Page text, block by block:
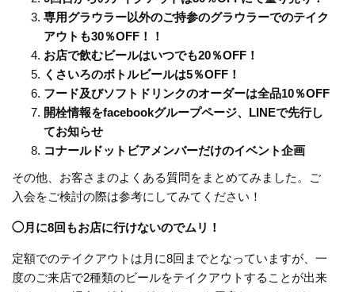
専用グラウラー以外のご持参のグラウラーでのテイク
アウトも30％OFF！！
お店で飲むビールはいつでも20％OFF！
くさいろのボトルビールは5％OFF！
フード及びソフトドリンクのオーダーは全品10％OFF
開栓情報をfacebookグループページ、LINEで先行し
てお知らせ
コナールドットビアメンバーだけのイベント企画
その他、お客さまのよくある質問をまとめてみました。ご
入会をご検討の際は参考にしてみてください！
◯月に8回もお店に行けないのでムリ！
定額でのテイクアウトは月に8回までとなっていますが、一
度のご来店で2種類のビールをテイクアウトすることが出来